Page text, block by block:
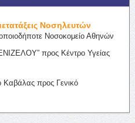
Νοσηλευτών
Νοσοκομείο Αθηνών
προς Κέντρο Υγείας
Καβάλας προς Γενικό